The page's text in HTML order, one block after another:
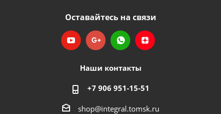
Оставайтесь на связи
Наши контакты
+7 906 951-15-51
shop@integral.tomsk.ru